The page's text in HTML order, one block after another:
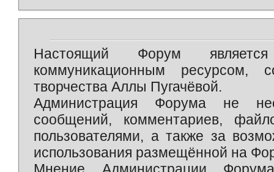
Настоящий Форум является
коммуникационным ресурсом,
творчества Аллы Пугачёвой.
Администрация Форума не
сообщений, комментариев,
пользователями, а также за
использования размещённой на
Мнение Администрации